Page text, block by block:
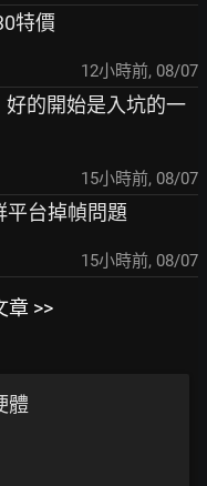
特價
12小時前, 08/07
好的開始是入坑的一
15小時前, 08/07
平台掉幀問題
15小時前, 08/07
章 >>
體